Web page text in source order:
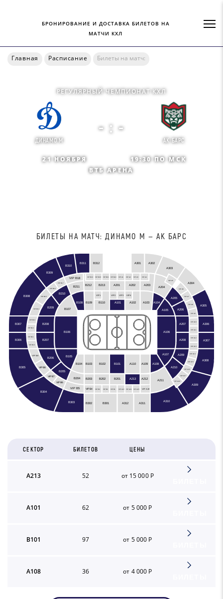
БРОНИРОВАНИЕ И ДОСТАВКА БИЛЕТОВ НА
МАТЧИ КХЛ
Главная Расписание Билеты на матч:
РЕГУЛЯРНЫЙ ЧЕМПИОНАТ КХЛ
ДИНАМО М
- : -
АК БАРС
21 НОЯБРЯ
19:30 ПО МСК
ВТБ АРЕНА
БИЛЕТЫ НА МАТЧ: ДИНАМО М — АК БАРС
A103 A104
A105
A106
A107
A108
A109
B103
B104
B105
B106
B107
B108 B109
A203
A204
A205
A206
A207
A208
A209
A210
A211
A212
B203
B204
B205
B206
B207
B208
B209
B210
B211 B212
A301 A302
A303
A304
A305
A306
A307
A308
A309
A310
A311
B302
B303
B304
B305
B306
B307
B308
B309
B310
B311
VIP A1
VIP A5
VIP A6
VIP A7
VIP A8
VIP A9
VIP A10
VIP A13
VIP A14
VIP A15
VIP A16
VIP A17
VIP A18
VIP A19
VIP B4
VIP B5
VIP B6
VIP B7
VIP B8
VIP B9
VIP B10
VIP B11
VIP B12
VIP B13
VIP B14
VIP B15
VIP B16
VIP B17
VIP B18
B301 A312
B312
VIP B19 VIP B20 VIP B21 VIP B22 VIP A2 VIP A3 VIP A4
VIP B3 VIP B2 VIP B1 VIP A22 VIP A21 VIP A20
VIP A11
VIP A12
B201
B202 A213
B213 A201 A202
B102 B101 A110
A102
A101
B110
VIP1 VIP2 VIP3 VIP4
СЕКТОР БИЛЕТОВ ЦЕНЫ
A213 52 от 15 000 Р
A101 62 от 5 000 Р
B101 97 от 5 000 Р
A108 36 от 4 000 Р